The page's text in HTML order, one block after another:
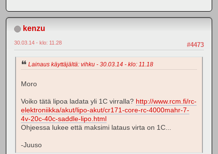
kenzu
#4473
30.03.14 - klo: 11.28
Lainaus käyttäjältä: vihku - 30.03.14 - klo: 11.18
Moro
Voiko tätä lipoa ladata yli 1C virralla? http://www.rcm.fi/rc-
elektroniikka/akut/lipo-akut/cr171-core-rc-4000mahr-7-
4v-20c-40c-saddle-lipo.html
Ohjeessa lukee että maksimi lataus virta on 1C...
-Juuso